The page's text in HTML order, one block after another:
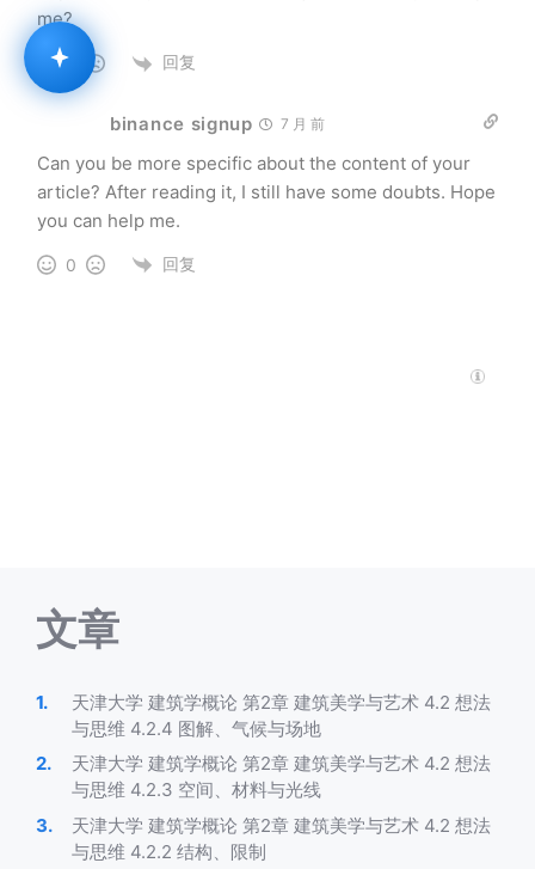
me?
0 回复
binance signup 7 月 前
Can you be more specific about the content of your
article? After reading it, I still have some doubts. Hope
you can help me.
0 回复
文章
天津大学 建筑学概论 第2章 建筑美学与艺术 4.2 想法
与思维 4.2.4 图解、气候与场地
天津大学 建筑学概论 第2章 建筑美学与艺术 4.2 想法
与思维 4.2.3 空间、材料与光线
天津大学 建筑学概论 第2章 建筑美学与艺术 4.2 想法
与思维 4.2.2 结构、限制